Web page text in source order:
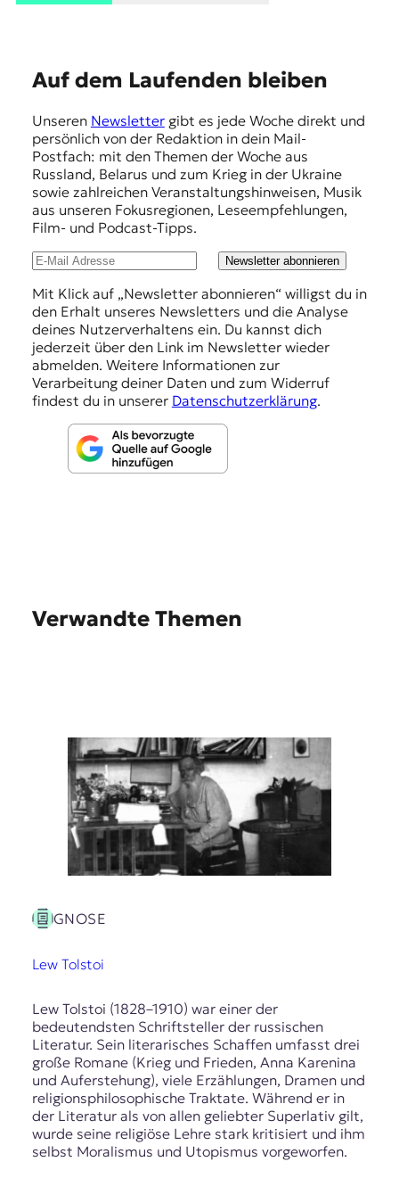
Auf dem Laufenden bleiben
Unseren Newslettergibt es jede Woche direkt und
persönlich von der Redaktion in dein Mail-
Postfach: mit den Themen der Woche aus
Russland, Belarus und zum Krieg in der Ukraine
sowie zahlreichen Veranstaltungshinweisen, Musik
aus unseren Fokusregionen, Leseempfehlungen,
Film- und Podcast-Tipps.
Newsletter abonnieren
Mit Klick auf „Newsletter abonnieren“ willigst du in
den Erhalt unseres Newsletters und die Analyse
deines Nutzerverhaltens ein. Du kannst dich
jederzeit über den Link im Newsletter wieder
abmelden. Weitere Informationen zur
Verarbeitung deiner Daten und zum Widerruf
findest du in unserer Datenschutzerklärung.
Verwandte Themen
GNOSE
Lew Tolstoi
Lew Tolstoi (1828–1910) war einer der
bedeutendsten Schriftsteller der russischen
Literatur. Sein literarisches Schaffen umfasst drei
große Romane (Krieg und Frieden, Anna Karenina
und Auferstehung), viele Erzählungen, Dramen und
religionsphilosophische Traktate. Während er in
der Literatur als von allen geliebter Superlativ gilt,
wurde seine religiöse Lehre stark kritisiert und ihm
selbst Moralismus und Utopismus vorgeworfen.